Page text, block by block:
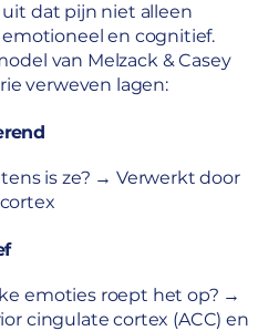
dat pijn niet alleen
en cognitief.
van Melzack & Casey
verweven lagen:
is ze? → Verwerkt door
emoties roept het op? →
cingulate cortex (ACC) en